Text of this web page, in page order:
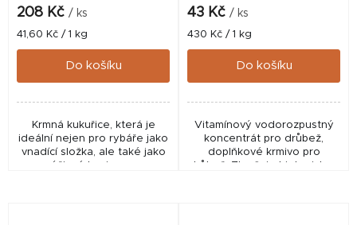
208 Kč / ks
Měrná
cena:
41,60 Kč / 1 kg
Do košíku
Krmná kukuřice, která je
ideální nejen pro rybáře jako
vnadící složka, ale také jako
výživné krmivo pro
43 Kč / ks
Měrná
cena:
430 Kč / 1 kg
Do košíku
Vitamínový vodorozpustný
koncentrát pro drůbež,
doplňkové krmivo pro
drůbež. Zlepšuje biologickou